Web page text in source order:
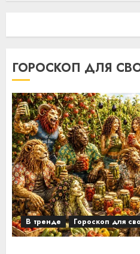
ГОРОСКОП ДЛЯ
В тренде Гороскоп для